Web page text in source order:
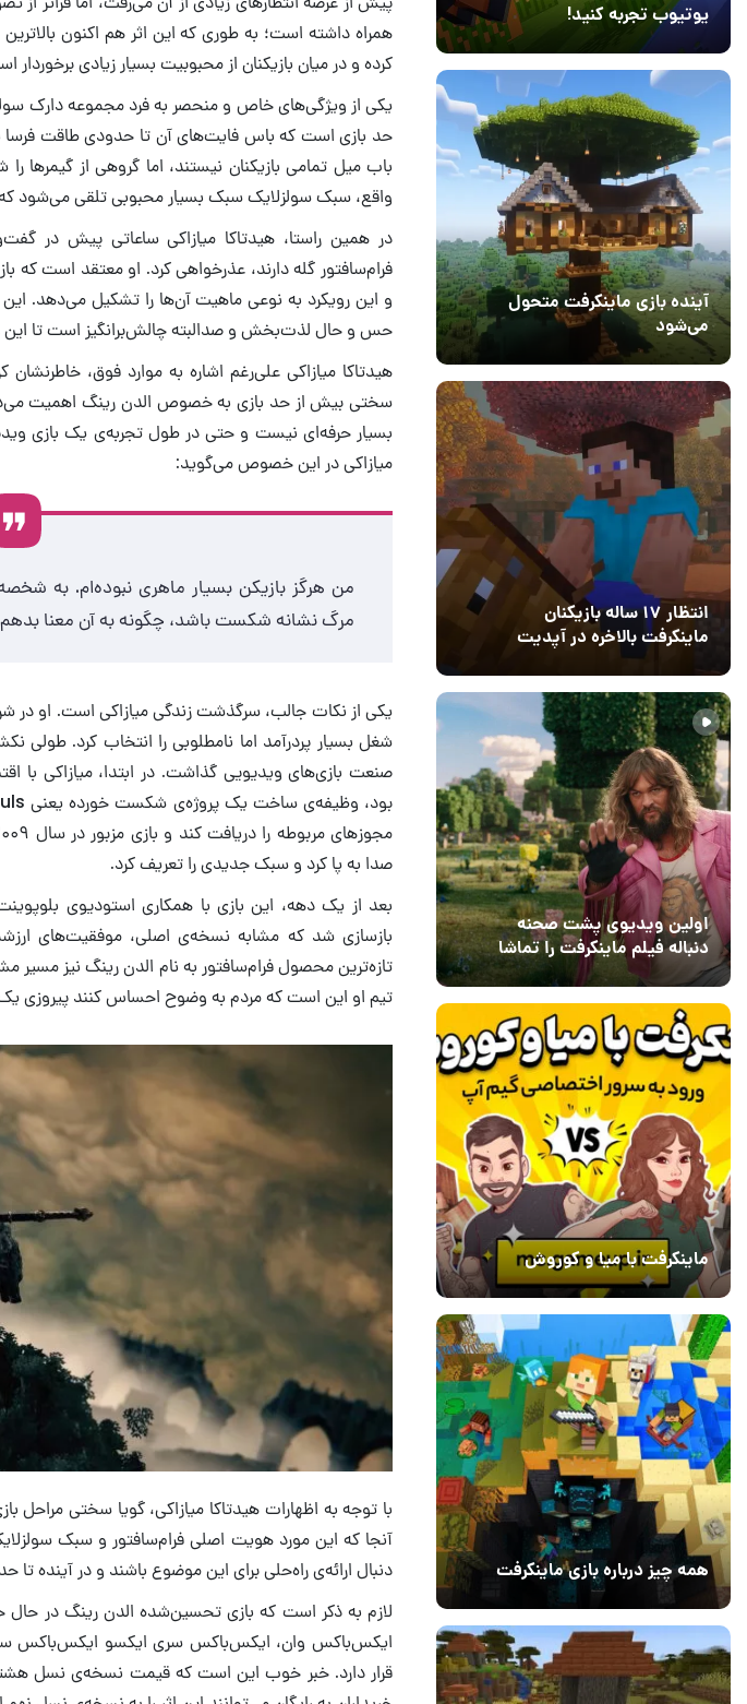
یوتیوب تجربه کنید!
41
آینده بازی ماینکرفت متحول
می‌شود
انتظار ۱۷ ساله بازیکنان
ماینکرفت بالاخره در آپدیت
جدید بازی به پایان رسید
اولین ویدیوی پشت صحنه
دنباله فیلم ماینکرفت را تماشا
کنید19 13 اسفند 1403
ماینکرفت با میا و کوروش
7
30 دی 1403
همه چیز درباره بازی ماینکرفت
همراه داشته است؛ به طوری که این اثر هم اکنون
کرده و در میان بازیکنان از محبوبیت بسیار زیادی برخوردار
یکی از ویژگی‌های خاص و منحصر به فرد مجموعه دارک
حد بازی است که باس فایت‌های آن تا حدودی طاقت فرسا
باب میل تمامی بازیکنان نیستند، اما گروهی از
واقع، سبک سولزلایک سبک بسیار محبوبی تلقی می‌شود که
در همین راستا، هیدتاکا میازاکی ساعاتی پیش در
فرام‌سافتور گله دارند، عذرخواهی کرد. او معتقد است
و این رویکرد به نوعی ماهیت آن‌ها را تشکیل می‌دهد. این
حس و حال لذت‌بخش و صدالبته چالش‌برانگیز است تا این
هیدتاکا میازاکی علی‌رغم اشاره به موارد فوق،
سختی بیش از حد بازی به خصوص الدن رینگ اهمیت
بسیار حرفه‌ای نیست و حتی در طول تجربه‌ی یک بازی
میازاکی در این خصوص می‌گوید:
من هرگز بازیکن بسیار ماهری نبوده‌ام. به
مرگ نشانه شکست باشد، چگونه به آن معنا
یکی از نکات جالب، سرگذشت زندگی میازاکی است. او در
شغل بسیار پردرآمد اما نامطلوبی را انتخاب کرد. طولی
صدا به پا کرد و سبک جدیدی را تعریف کرد.
بازسازی شد که مشابه نسخه‌ی اصلی، موفقیت‌های
تازه‌ترین محصول فرام‌سافتور به نام الدن رینگ نیز
تیم او این است که مردم به وضوح احساس کنند پیروزی
با توجه به اظهارات هیدتاکا میازاکی، گویا سختی مراحل
آنجا که این مورد هویت اصلی فرام‌سافتور و سبک
دنبال ارائه‌ی راه‌حلی برای این موضوع باشند و در آینده
ایکس‌‌باکس وان، ایکس‌‌باکس سری ایکسو ایکس‌‌باکس
قرار دارد. خبر خوب این است که قیمت نسخه‌ی نسل هشتم